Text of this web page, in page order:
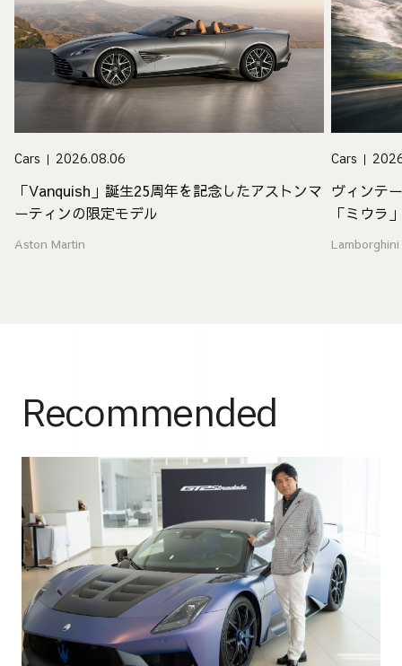
Cars 2026.08.06
「Vanquish」誕生25周年を記念したアストンマ
ーティンの限定モデル
Aston Martin
Cars
ヴィンテ
「ミウラ
Lamborghini
Recommended